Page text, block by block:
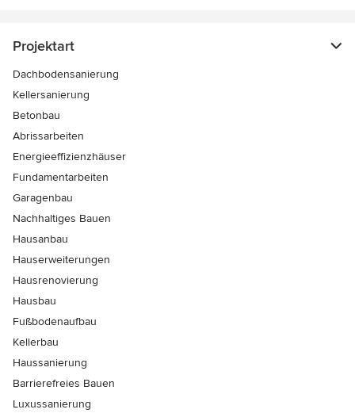
Projektart
Dachbodensanierung
Kellersanierung
Betonbau
Abrissarbeiten
Energieeffizienzhäuser
Fundamentarbeiten
Garagenbau
Nachhaltiges Bauen
Hausanbau
Hauserweiterungen
Hausrenovierung
Hausbau
Fußbodenaufbau
Kellerbau
Haussanierung
Barrierefreies Bauen
Luxussanierung